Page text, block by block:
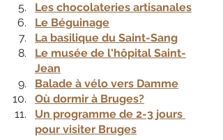
Les chocolateries artisanales
Le Béguinage
La basilique du Saint-Sang
Le musée de l'hôpital Saint-
Jean
Balade à vélo vers Damme
Où dormir à Bruges?
Un programme de 2-3 jours
pour visiter Bruges